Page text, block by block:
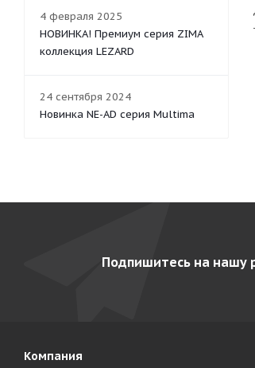
4 февраля 2025
НОВИНКА! Премиум серия ZIMA
коллекция LEZARD
24 сентября 2024
Новинка NE-AD серия Multima
Подпишитесь на нашу
Компания